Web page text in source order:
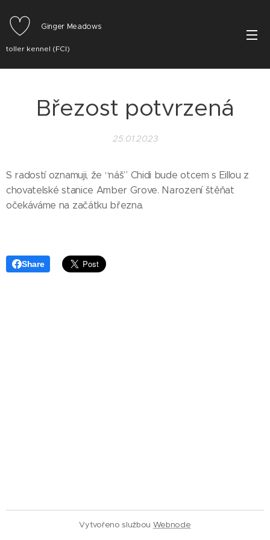
Ginger Meadows
toller kennel (FCI)
Březost potvrzená
25.01.2023
S radostí oznamuji, že “náš” Chidi bude otcem s Eillou z
chovatelské stanice Amber Grove. Narození štěňat
očekáváme na začátku března.
Share
Vytvořeno službou Webnode